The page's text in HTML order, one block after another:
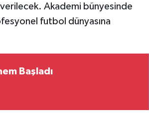
verilecek. Akademi bünyesinde
futbol dünyasına
Başladı